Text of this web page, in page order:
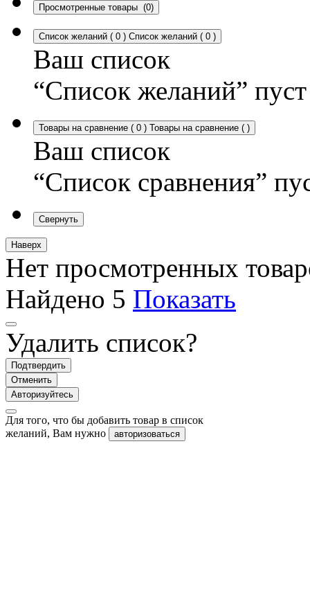
Просмотренные товары (0)
Список желаний ( 0 ) Список желаний ( 0 )
Ваш список
“Список желаний” пуст
Товары на сравнение ( 0 ) Товары на сравнение ( )
Ваш список
“Список сравнения”
Свернуть
Наверх
Нет просмотренных
Найдено 5 Показать
Удалить список?
Подтвердить
Отменить
Авторизуйтесь
Для того, что бы добавить товар в список
желаний, Вам нужно
авторизоваться